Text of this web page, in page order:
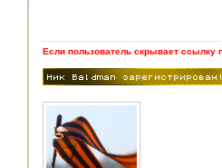
Если пользователь скрывает ссылку